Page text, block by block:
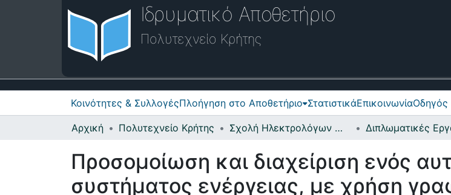
Ιδρυματικό Αποθετήριο
Πολυτεχνείο Κρήτης
Κοινότητες & ΣυλλογέςΠλοήγηση στο Αποθετήριο ΣτατιστικάΕπικοινωνίαΟδηγός
Αρχική Πολυτεχνείο Κρήτης Σχολή Ηλεκτρολόγων Μηχανικών και Μηχανικών Υπολογιστών Διπλωματικές
Προσομοίωση και διαχείριση ενός
συστήματος ενέργειας, με χρήση